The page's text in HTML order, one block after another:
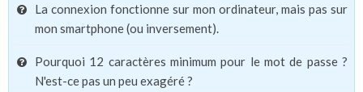
La connexion fonctionne sur mon ordinateur, mais pas sur
mon smartphone (ou inversement).
Pourquoi 12 caractères minimum pour le mot de passe ?
N'est-ce pas un peu exagéré ?